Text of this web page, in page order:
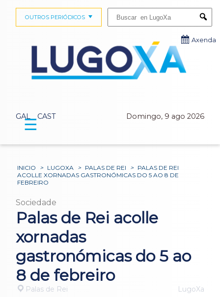
GAL CAST Domingo, 9 ago 2026
OUTROS PERIÓDICOS
Axenda
☰
INICIO > LUGOXA > PALAS DE REI > PALAS DE REI
ACOLLE XORNADAS GASTRONÓMICAS DO 5 AO 8 DE
FEBREIRO
Sociedade
Palas de Rei acolle
xornadas
gastronómicas do 5 ao
8 de febreiro
Palas de Rei LugoXa